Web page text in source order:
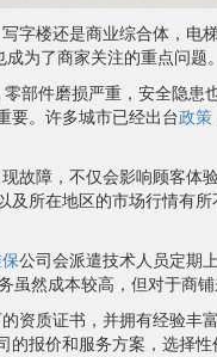
字楼还是商业综合体，
成为了商家关注的重点问题。
部件磨损严重，安全隐
要。许多城市已经出台政策
故障，不仅会影响顾客体
及所在地区的市场行情有
公司会派遣技术人员定期
然成本较高，但对于商
资质证书，并拥有经验丰
报价和服务方案，选择性